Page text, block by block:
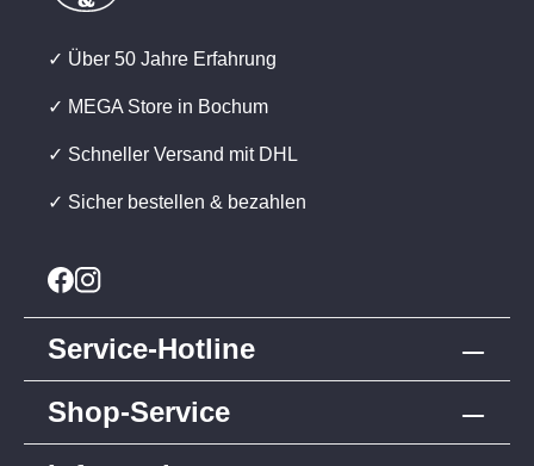
✓ Über 50 Jahre Erfahrung
✓ MEGA Store in Bochum
✓ Schneller Versand mit DHL
✓ Sicher bestellen & bezahlen
Service-Hotline
Shop-Service